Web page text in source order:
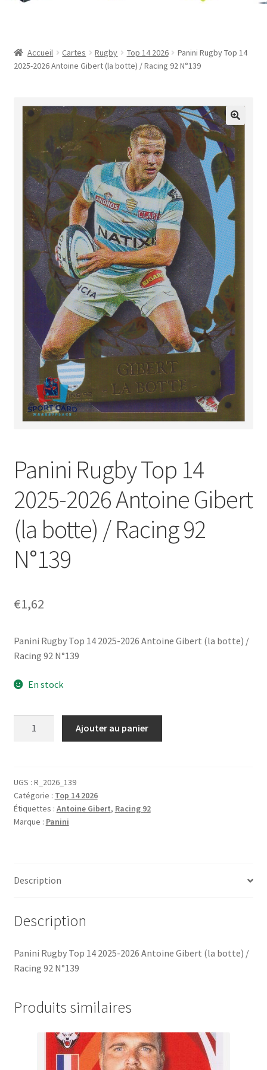
Mon compte
Panier
Validation de la commande
Accueil Cartes Rugby Top 14 2026
Panini Rugby Top 14
2025-2026 Antoine Gibert (la botte) / Racing 92 N°139
Panini Rugby Top 14
2025-2026 Antoine Gibert
(la botte) / Racing 92
N°139
€1,62
Panini Rugby Top 14 2025-2026 Antoine Gibert (la botte) /
Racing 92 N°139
En stock
Top
14
2025-
2026
botte)
Racing
Ajouter au panier
UGS : R_2026_139
Catégorie : Top 14 2026
Étiquettes : Antoine Gibert, Racing 92
Marque : Panini
Description
Description
Panini Rugby Top 14 2025-2026 Antoine Gibert (la botte) /
Racing 92 N°139
Produits similaires